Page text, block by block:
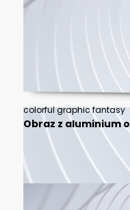
colorful graphic fantasy
Obraz z aluminium